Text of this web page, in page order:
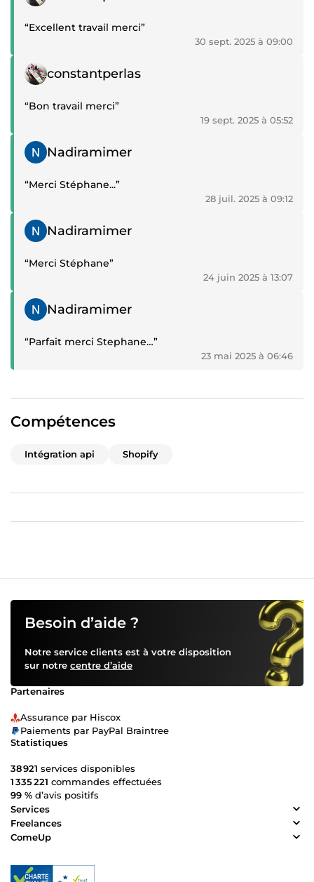
“Excellent travail merci”
30 sept. 2025 à 09:00
Témoignage positif
constantperlas
“Bon travail merci”
19 sept. 2025 à 05:52
Témoignage positif
Nadiramimer
“Merci Stéphane...”
28 juil. 2025 à 09:12
Témoignage positif
Nadiramimer
“Merci Stéphane”
24 juin 2025 à 13:07
Témoignage positif
Nadiramimer
“Parfait merci Stephane…”
23 mai 2025 à 06:46
Compétences
Intégration api Shopify
Besoin d’aide ?
Notre service clients est à votre disposition
sur notre centre d’aide
Partenaires
Assurance par Hiscox
Paiements par PayPal Braintree
Statistiques
38 921 services disponibles
1 335 221 commandes effectuées
99 % d’avis positifs
Services
Freelances
ComeUp